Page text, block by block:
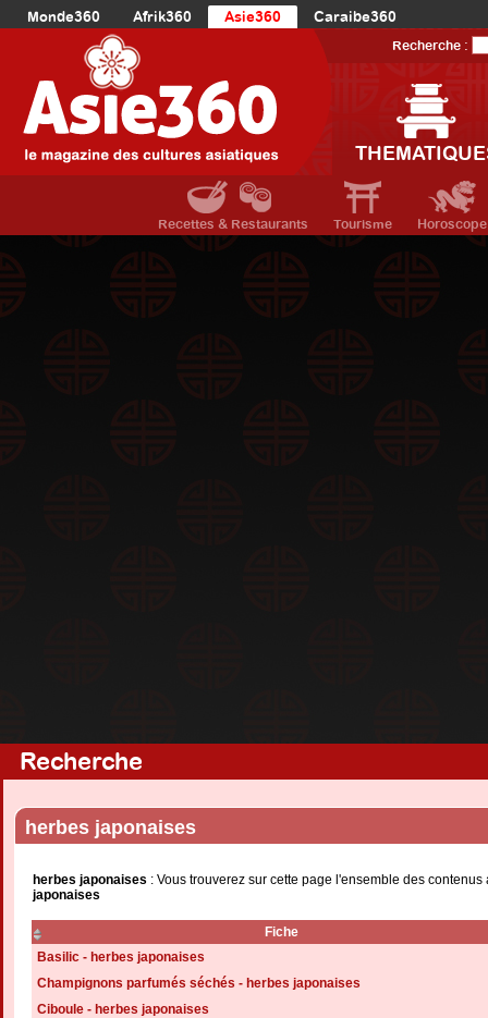
Monde360 Afrik360 Asie360
Caraibe360
Europe360
AmériqueDuNord360
Océanie360
Recherche :
Recettes & Restaurants Tourisme Horoscope
Recherche
herbes japonaises
herbes japonaises : Vous trouverez sur cette page l'ensemble des
japonaises
Fiche
Basilic - herbes japonaises
Champignons parfumés séchés - herbes japonaises
Ciboule - herbes japonaises